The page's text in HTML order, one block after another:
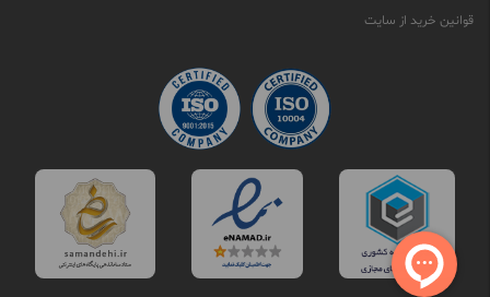
قوانین خرید از سایت